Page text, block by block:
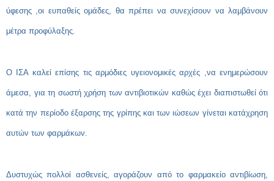
ύφεσης ,οι ευπαθείς ομάδες, θα πρέπει να συνεχίσουν να λαμβάνουν
μέτρα προφύλαξης.
Ο ΙΣΑ καλεί επίσης τις αρμόδιες υγειονομικές αρχές ,να ενημερώσουν
άμεσα, για τη σωστή χρήση των αντιβιοτικών καθώς έχει διαπιστωθεί ότι
κατά την περίοδο έξαρσης της γρίπης και των ιώσεων γίνεται κατάχρηση
αυτών των φαρμάκων.
Δυστυχώς πολλοί ασθενείς, αγοράζουν από το φαρμακείο αντιβίωση,